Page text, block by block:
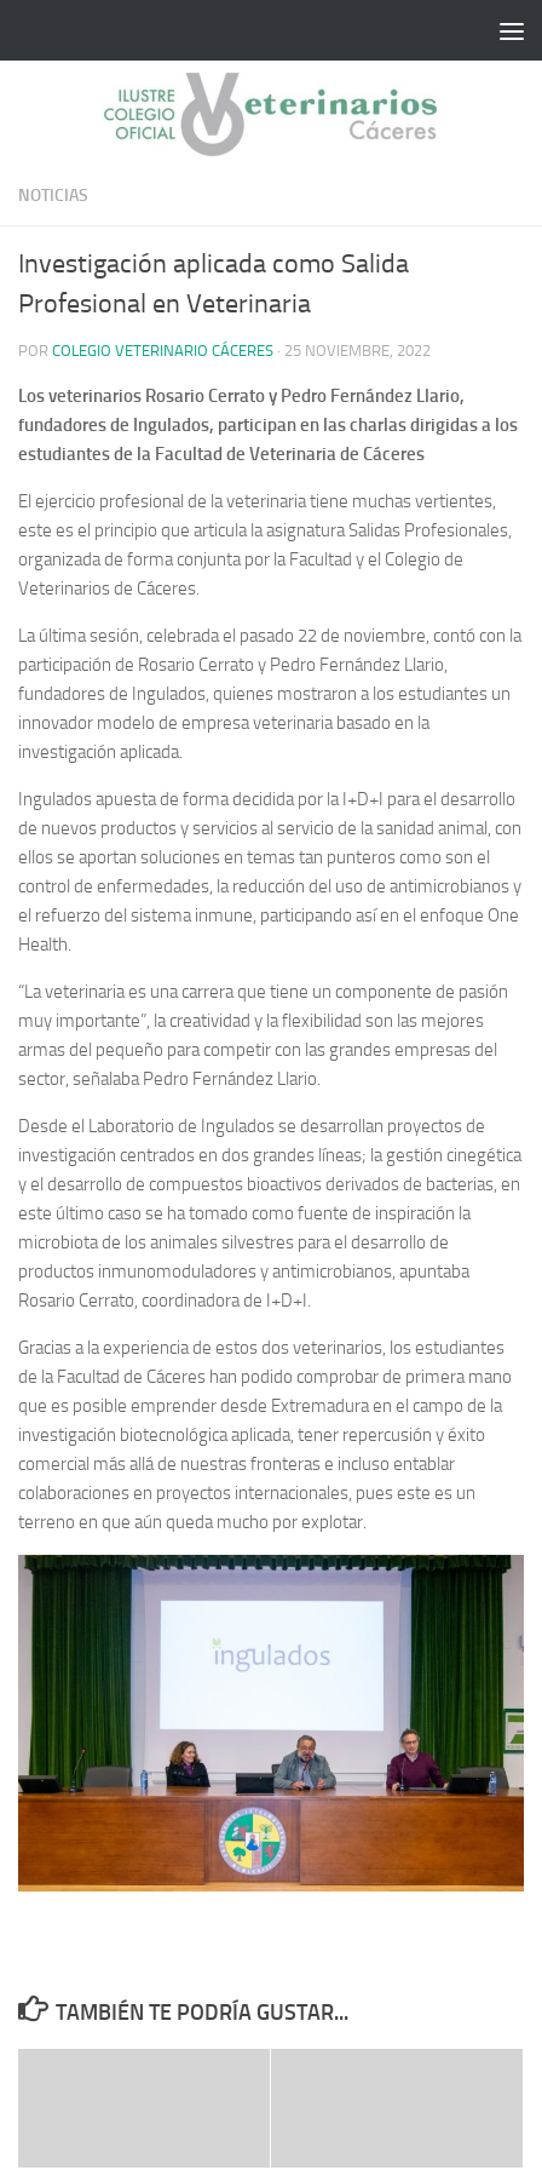
NOTICIAS
Investigación aplicada como Salida
Profesional en Veterinaria
POR COLEGIO VETERINARIO CÁCERES · 25 NOVIEMBRE, 2022
Los veterinarios Rosario Cerrato y Pedro Fernández Llario,
fundadores de Ingulados, participan en las charlas dirigidas a los
estudiantes de la Facultad de Veterinaria de Cáceres
El ejercicio profesional de la veterinaria tiene muchas vertientes,
este es el principio que articula la asignatura Salidas Profesionales,
organizada de forma conjunta por la Facultad y el Colegio de
Veterinarios de Cáceres.
La última sesión, celebrada el pasado 22 de noviembre, contó con la
participación de Rosario Cerrato y Pedro Fernández Llario,
fundadores de Ingulados, quienes mostraron a los estudiantes un
innovador modelo de empresa veterinaria basado en la
investigación aplicada.
Ingulados apuesta de forma decidida por la I+D+I para el desarrollo
de nuevos productos y servicios al servicio de la sanidad animal, con
ellos se aportan soluciones en temas tan punteros como son el
control de enfermedades, la reducción del uso de antimicrobianos y
el refuerzo del sistema inmune, participando así en el enfoque One
Health.
“La veterinaria es una carrera que tiene un componente de pasión
muy importante”, la creatividad y la flexibilidad son las mejores
armas del pequeño para competir con las grandes empresas del
sector, señalaba Pedro Fernández Llario.
Desde el Laboratorio de Ingulados se desarrollan proyectos de
investigación centrados en dos grandes líneas; la gestión cinegética
y el desarrollo de compuestos bioactivos derivados de bacterias, en
este último caso se ha tomado como fuente de inspiración la
microbiota de los animales silvestres para el desarrollo de
productos inmunomoduladores y antimicrobianos, apuntaba
Rosario Cerrato, coordinadora de I+D+I.
Gracias a la experiencia de estos dos veterinarios, los estudiantes
de la Facultad de Cáceres han podido comprobar de primera mano
que es posible emprender desde Extremadura en el campo de la
investigación biotecnológica aplicada, tener repercusión y éxito
comercial más allá de nuestras fronteras e incluso entablar
colaboraciones en proyectos internacionales, pues este es un
terreno en que aún queda mucho por explotar.
TAMBIÉN TE PODRÍA GUSTAR...